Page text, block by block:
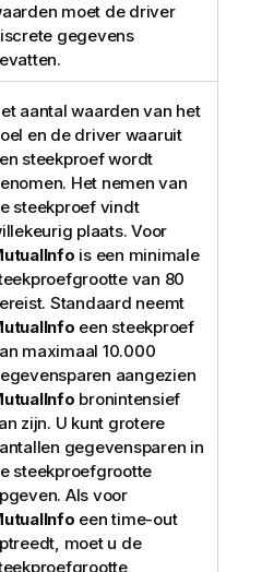
moet de driver
gegevens
aantal waarden van het
en de driver waaruit
steekproef wordt
Het nemen van
steekproef vindt
plaats. Voor
is een minimale
van 80
Standaard neemt
een steekproef
maximaal 10.000
aangezien
bronintensief
zijn. U kunt grotere
gegevensparen in
steekproefgrootte
Als voor
een time-out
moet u de